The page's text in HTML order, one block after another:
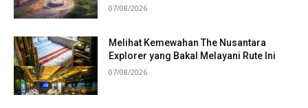
07/08/2026
Melihat Kemewahan The Nusantara
Explorer yang Bakal Melayani Rute Ini
07/08/2026